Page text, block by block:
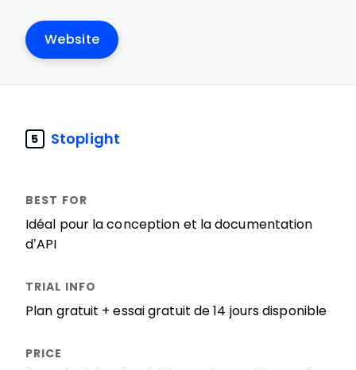
Website
5 Stoplight
Idéal pour la conception et la documentation
d’API
Plan gratuit + essai gratuit de 14 jours disponible